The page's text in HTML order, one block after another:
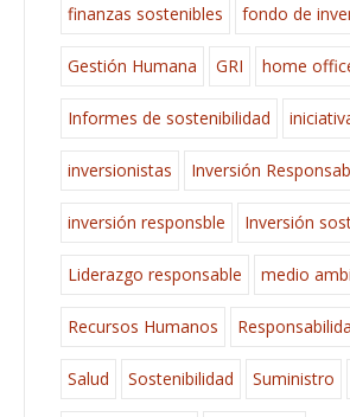
finanzas sostenibles fondo de
Gestión Humana GRI home
Informes de sostenibilidad
inversionistas Inversión
inversión responsble Inversión
Liderazgo responsable medio
Recursos Humanos
Salud Sostenibilidad Suministro